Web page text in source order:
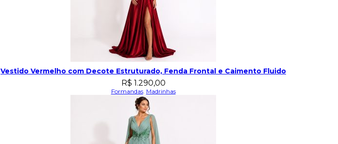
Vestido Vermelho com Decote Estruturado, Fenda Frontal e Caimento Fluido
R$ 1.290,00
Formandas, Madrinhas